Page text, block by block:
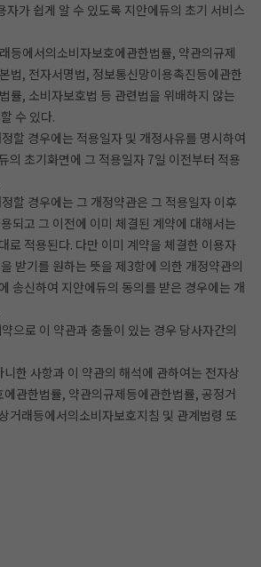
자가 쉽게 알 수 있도록 지안에듀의 초기 서비스
등에서의소비자보호에관한법률, 약관의규제
법, 전자서명법, 정보통신망이용촉진등에관한
률, 소비자보호법 등 관련법을 위배하지 않는
수 있다.
할 경우에는 적용일자 및 개정사유를 명시하여
의 초기화면에 그 적용일자 7일 이전부터 적용
할 경우에는 그 개정약관은 그 적용일자 이후
되고 그 이전에 이미 체결된 계약에 대해서는
로 적용된다. 다만 이미 계약을 체결한 이용자
받기를 원하는 뜻을 제3항에 의한 개정약관의
송신하여 지안에듀의 동의를 받은 경우에는 개
으로 이 약관과 충돌이 있는 경우 당사자간의
한 사항과 이 약관의 해석에 관하여는 전자상
관한법률, 약관의규제등에관한법률, 공정거
거래등에서의소비자보호지침 및 관계법령 또